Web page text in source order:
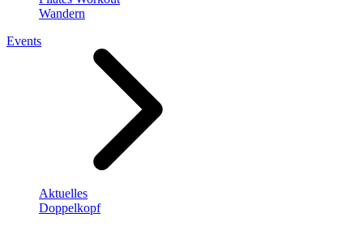
Wandern
Events
Aktuelles
Doppelkopf